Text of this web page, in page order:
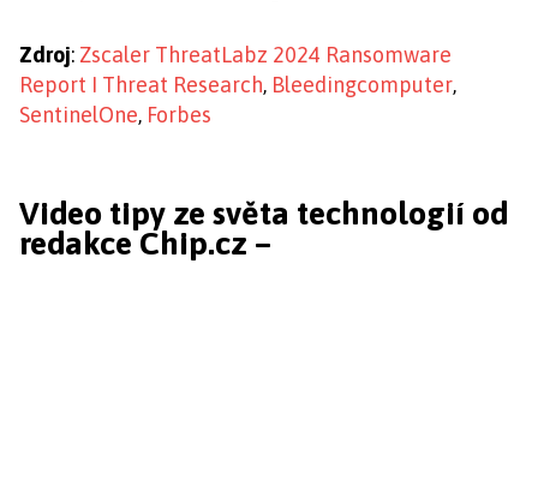
Zdroj: Zscaler ThreatLabz 2024 Ransomware
Report I Threat Research, Bleedingcomputer,
SentinelOne, Forbes
Video tipy ze světa technologií od
redakce Chip.cz –